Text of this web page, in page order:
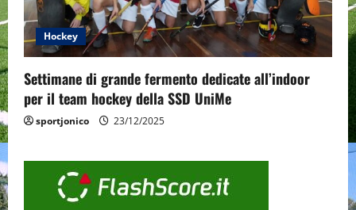
Hockey
Settimane di grande fermento dedicate all’indoor
per il team hockey della SSD UniMe
sportjonico 23/12/2025